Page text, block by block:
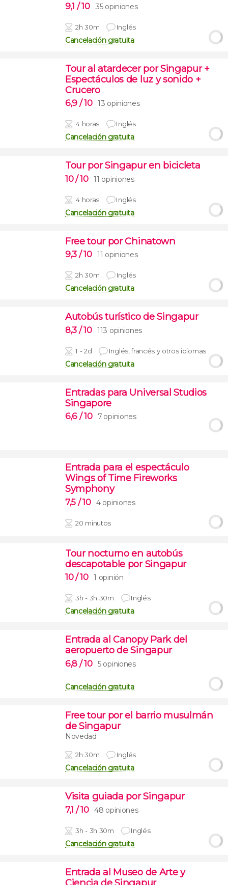
9,1 / 10 35 opiniones
2h 30m Inglés
Cancelación gratuita
Tour al atardecer por Singapur +
Espectáculos de luz y sonido +
Crucero
6,9 / 10 13 opiniones
4 horas Inglés
Cancelación gratuita
Tour por Singapur en bicicleta
10/ 10 11 opiniones
4 horas Inglés
Cancelación gratuita
Free tour por Chinatown
9,3 / 10 11 opiniones
2h 30m Inglés
Cancelación gratuita
Autobús turístico de Singapur
8,3 / 10 113 opiniones
1 - 2d Inglés, francés y otros idiomas
Cancelación gratuita
Entradas para Universal Studios
Singapore
6,6 / 10 7 opiniones
Entrada para el espectáculo
Wings of Time Fireworks
Symphony
7,5 / 10 4 opiniones
20 minutos
Tour nocturno en autobús
descapotable por Singapur
10/ 10 1 opinión
3h - 3h 30m Inglés
Cancelación gratuita
Entrada al Canopy Park del
aeropuerto de Singapur
6,8 / 10 5 opiniones
Cancelación gratuita
Free tour por el barrio musulmán
de Singapur
Novedad
2h 30m Inglés
Cancelación gratuita
Visita guiada por Singapur
7,1 / 10 48 opiniones
3h - 3h 30m Inglés
Cancelación gratuita
Entrada al Museo de Arte y
Ciencia de Singapur